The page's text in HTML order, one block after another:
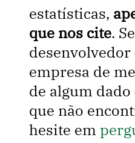
estatísticas,
que nos cite.
desenvolvedor
empresa de
de algum
que não
hesite em